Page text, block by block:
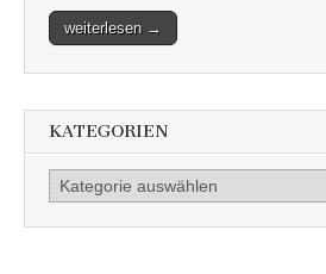
weiterlesen →
KATEGORIEN
Kategorien